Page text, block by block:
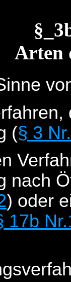
Arten
(§ 3
nach
) oder
17b